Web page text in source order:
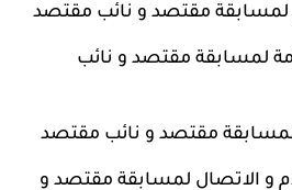
لمسابقة مقتصد و نائب مقتصد
لمسابقة مقتصد و نائب
لمسابقة مقتصد و نائب مقتصد
و الاتصال لمسابقة مقتصد و